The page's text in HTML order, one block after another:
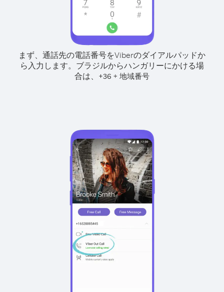
まず、通話先の電話番号をViberのダイアルパッドか
ら入力します。 ブラジルからハンガリーにかける場
合は、 +36 + 地域番号